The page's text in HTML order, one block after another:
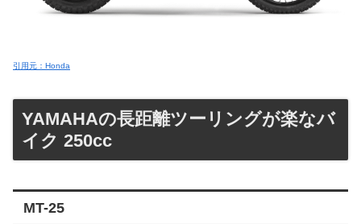
引用元：Honda
YAMAHAの長距離ツーリングが楽なバ
イク 250cc
MT-25